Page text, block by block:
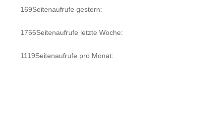
169Seitenaufrufe gestern:
1756Seitenaufrufe letzte Woche:
1119Seitenaufrufe pro Monat: